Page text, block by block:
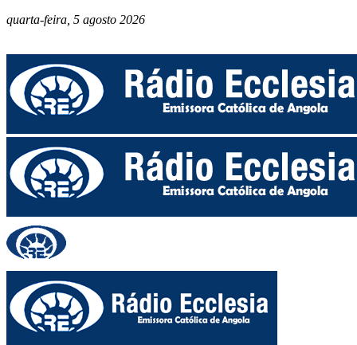
quarta-feira, 5 agosto 2026